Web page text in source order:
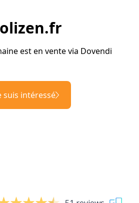
est en vente via Dovendi
suis intéressé